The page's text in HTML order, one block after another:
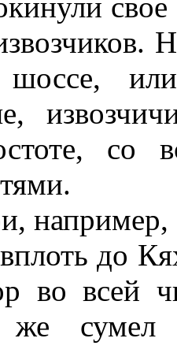
со
например,
до
во всей
же сумел